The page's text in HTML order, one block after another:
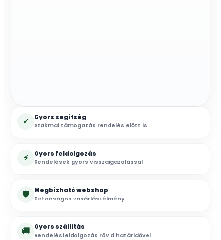
✓ Gyors segítség
Szakmai támogatás rendelés előtt is
⚡ Gyors feldolgozás
Rendelések gyors visszaigazolással
🛡 Megbízható webshop
Biztonságos vásárlási élmény
🚚 Gyors szállítás
Rendelésfeldolgozás rövid határidővel